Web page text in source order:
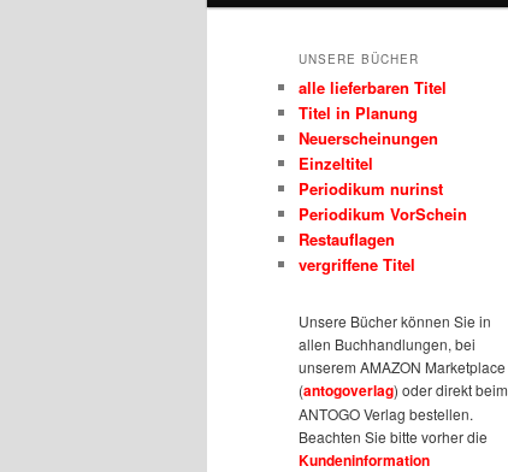
UNSERE BÜCHER
alle lieferbaren Titel
Titel in Planung
Neuerscheinungen
Einzeltitel
Periodikum nurinst
Periodikum VorSchein
Restauflagen
vergriffene Titel
Unsere Bücher können Sie in
allen Buchhandlungen, bei
unserem AMAZON Marketplace
(antogoverlag) oder direkt beim
ANTOGO Verlag bestellen.
Beachten Sie bitte vorher die
Kundeninformation